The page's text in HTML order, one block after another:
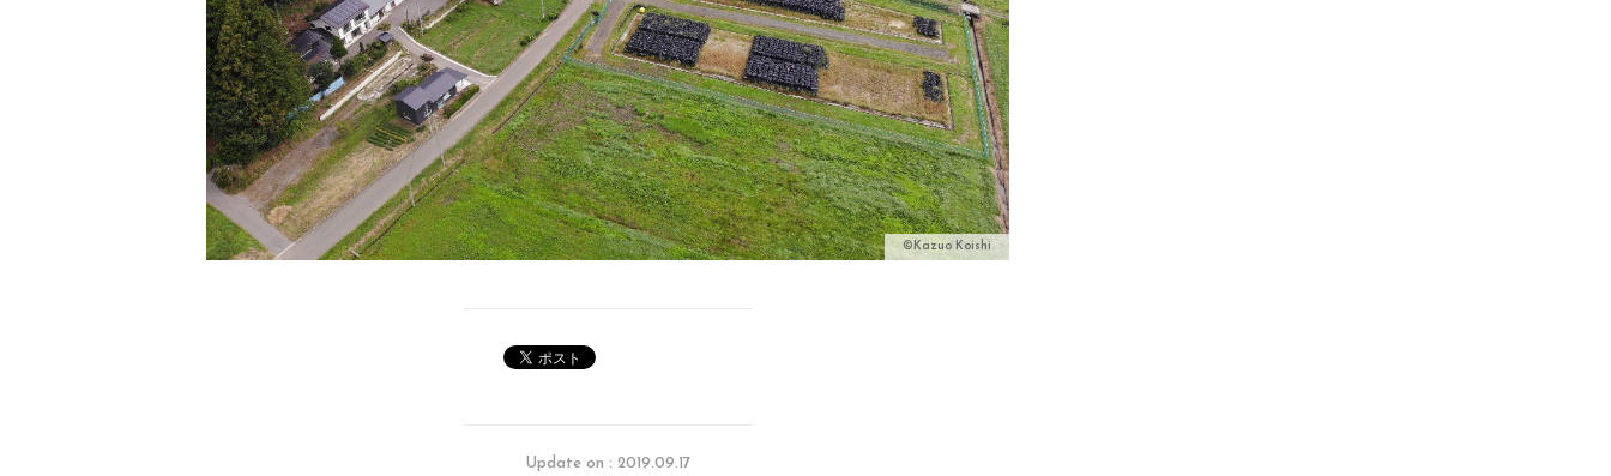
©Kazuo Koishi
Update on : 2019.09.17